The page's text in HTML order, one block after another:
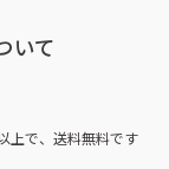
いて
上で、送料無料です